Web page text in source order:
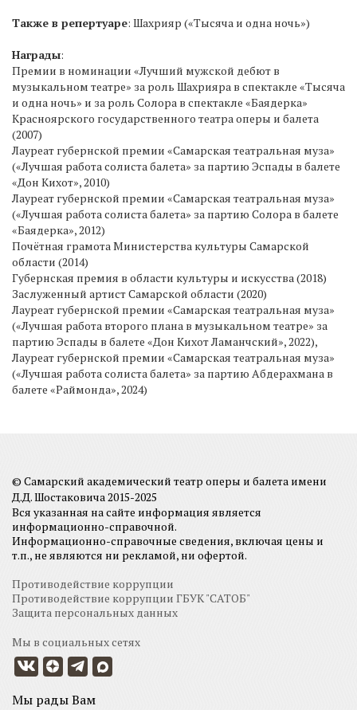
Также в репертуаре: Шахрияр («Тысяча и одна ночь»)
Награды:
Премии в номинации «Лучший мужской дебют в
музыкальном театре» за роль Шахрияра в спектакле «Тысяча
и одна ночь» и за роль Солора в спектакле «Баядерка»
Красноярского государственного театра оперы и балета
(2007)
Лауреат губернской премии «Самарская театральная муза»
(«Лучшая работа солиста балета» за партию Эспады в балете
«Дон Кихот», 2010)
Лауреат губернской премии «Самарская театральная муза»
(«Лучшая работа солиста балета» за партию Солора в балете
«Баядерка», 2012)
Почётная грамота Министерства культуры Самарской
области (2014)
Губернская премия в области культуры и искусства (2018)
Заслуженный артист Самарской области (2020)
Лауреат губернской премии «Самарская театральная муза»
(«Лучшая работа второго плана в музыкальном театре» за
партию Эспады в балете «Дон Кихот Ламанчский», 2022),
Лауреат губернской премии «Самарская театральная муза»
(«Лучшая работа солиста балета» за партию Абдерахмана в
балете «Раймонда», 2024)
© Самарский академический театр оперы и балета имени
Д.Д. Шостаковича 2015-2025
Вся указанная на сайте информация является
информационно-справочной.
Информационно-справочные сведения, включая цены и
т.п., не являются ни рекламой, ни офертой.
Противодействие коррупции
Противодействие коррупции ГБУК "САТОБ"
Защита персональных данных
Мы в социальных сетях
Мы рады Вам